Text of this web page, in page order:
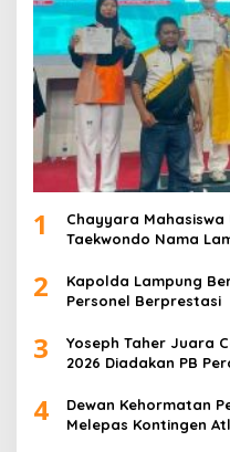
1
Chayyara
Taekwondo Nama
2
Kapolda Lampung
Personel Berprestasi
3
Yoseph Taher Juara
2026 Diadakan PB
4
Dewan Kehormatan
Melepas Kontingen